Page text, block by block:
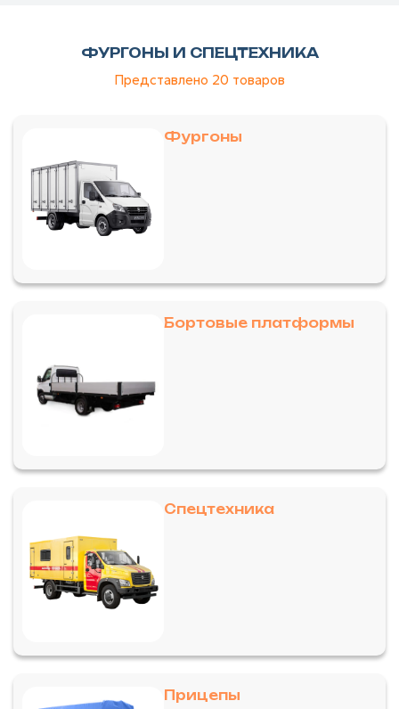
ФУРГОНЫ И СПЕЦТЕХНИКА
Представлено 20 товаров
Фургоны
Бортовые платформы
Спецтехника
Прицепы